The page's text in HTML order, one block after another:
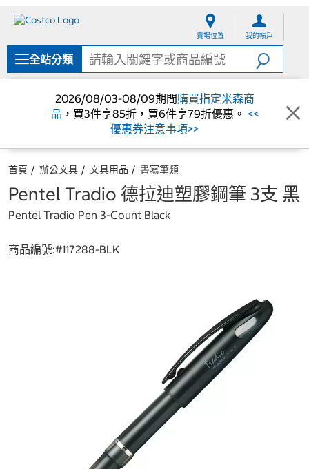
單
賣場位置 我的帳戶
全站分類
2026/08/03-08/09期間購買指定米森商
品 ，買3件享85折，買6件享79折優惠。 <<
優惠券注意事項>>
首頁 辦公文具 文具用品 書寫筆類
Pentel Tradio 德拉迪塑膠鋼筆 3支 黑
Pentel Tradio Pen 3-Count Black
商品編號:#117288-BLK